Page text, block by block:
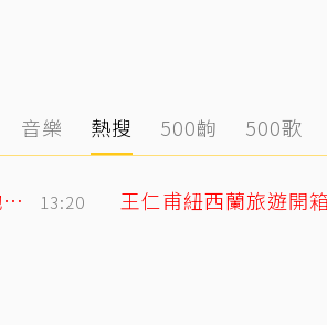
音樂 熱搜 500齣 500歌
獨／唐綺陽痛失15年愛貓 揭當時「不養第二隻」祕密：牠為此狠咬我 13:20